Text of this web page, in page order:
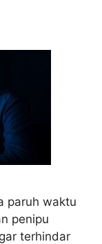
paruh waktu
penipu
terhindar